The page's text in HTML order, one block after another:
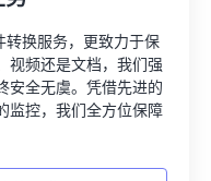
转换服务，更致力于保
视频还是文档，我们强
安全无虞。凭借先进的
监控，我们全方位保障